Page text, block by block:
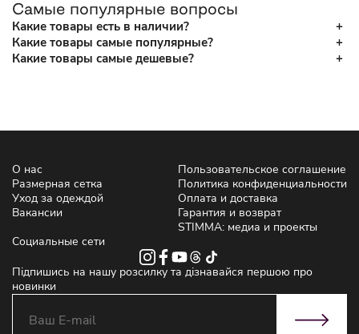
Самые популярные вопросы
Какие товары есть в наличии?
Какие товары самые популярные?
Какие товары самые дешевые?
О нас
Размерная сетка
Уход за одеждой
Вакансии
Пользовательское соглашение
Политика конфиденциальности
Оплата и доставка
Гарантия и возврат
STIMMA: медиа и проекты
Социальные сети
Підпишись на нашу розсилку та дізнавайся першою про
новинки